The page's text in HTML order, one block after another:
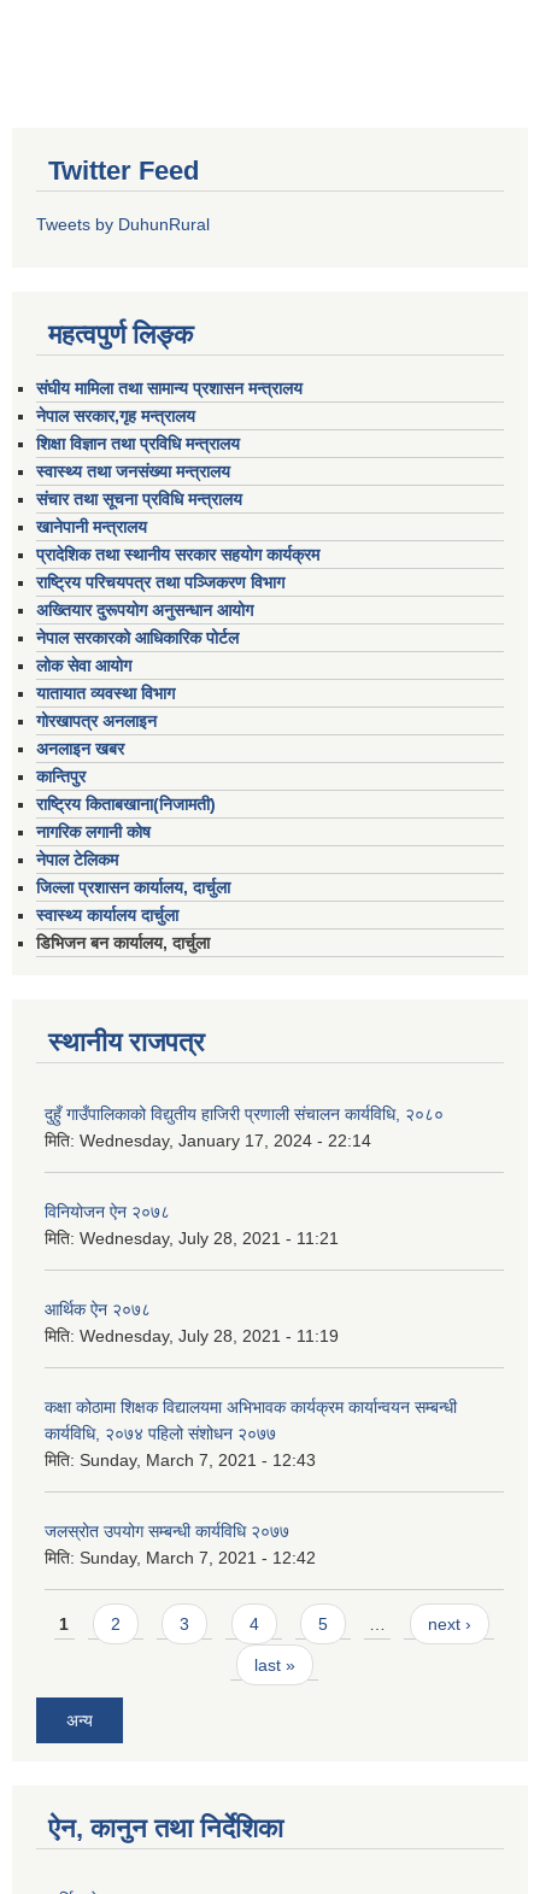
Twitter Feed
Tweets by DuhunRural
महत्वपुर्ण लिङ्क
संघीय मामिला तथा सामान्य प्रशासन मन्त्रालय
नेपाल सरकार,गृह मन्त्रालय
शिक्षा विज्ञान तथा प्रविधि मन्त्रालय
स्वास्थ्य तथा जनसंख्या मन्त्रालय
संचार तथा सूचना प्रविधि मन्त्रालय
खानेपानी मन्त्रालय
प्रादेशिक तथा स्थानीय सरकार सहयोग कार्यक्रम
राष्ट्रिय परिचयपत्र तथा पञ्जिकरण विभाग
अख्तियार दुरूपयोग अनुसन्धान आयोग
नेपाल सरकारको आधिकारिक पोर्टल
लोक सेवा आयोग
यातायात व्यवस्था विभाग
गोरखापत्र अनलाइन
अनलाइन खबर
कान्तिपुर
राष्ट्रिय किताबखाना(निजामती)
नागरिक लगानी कोष
नेपाल टेलिकम
जिल्ला प्रशासन कार्यालय, दार्चुला
स्वास्थ्य कार्यालय दार्चुला
डिभिजन बन कार्यालय, दार्चुला
स्थानीय राजपत्र
दुहुँ गाउँपालिकाको विद्युतीय हाजिरी प्रणाली संचालन कार्यविधि, २०८०
मिति: Wednesday, January 17, 2024 - 22:14
विनियोजन ऐन २०७८
मिति: Wednesday, July 28, 2021 - 11:21
आर्थिक ऐन २०७८
मिति: Wednesday, July 28, 2021 - 11:19
कक्षा कोठामा शिक्षक विद्यालयमा अभिभावक कार्यक्रम कार्यान्वयन सम्बन्धी
कार्यविधि, २०७४ पहिलो संशोधन २०७७
मिति: Sunday, March 7, 2021 - 12:43
जलस्रोत उपयोग सम्बन्धी कार्यविधि २०७७
मिति: Sunday, March 7, 2021 - 12:42
Pages
1 2 3 4 5 next ›
last »
अन्य
ऐन, कानुन तथा निर्देशिका